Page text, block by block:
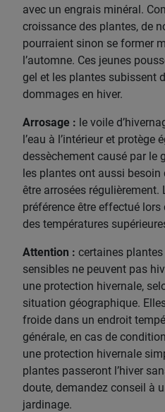
avec un engrais minéral.
croissance des plantes, de
pourraient sinon se former
l’automne. Ces jeunes
gel et les plantes subissent
dommages en hiver.
Arrosage : le voile
l’eau à l’intérieur et protège
dessèchement causé par le
les plantes ont aussi besoin
être arrosées régulièrement.
préférence être effectué
des températures
Attention : certaines
sensibles ne peuvent pas
une protection hivernale,
situation géographique.
froide dans un endroit
générale, en cas de
une protection hivernale
plantes passeront l’hiver
doute, demandez conseil à
jardinage.